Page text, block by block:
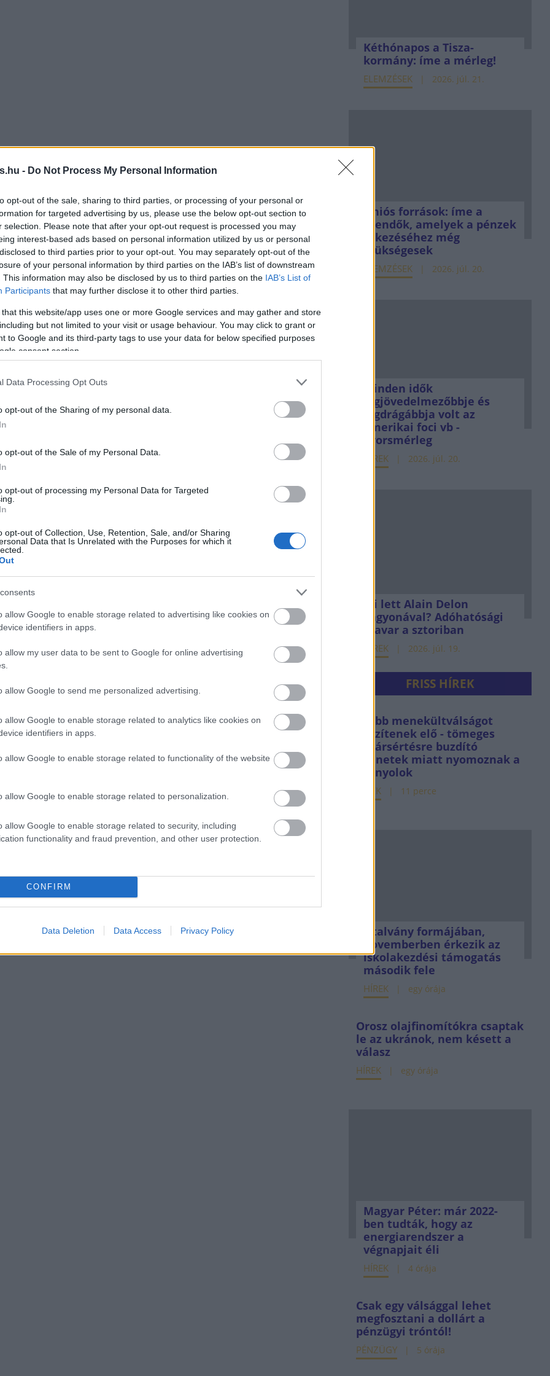
- Do Not Process My Personal Information
opt-out of the sale, sharing to third parties, or processing of your personal or
for targeted advertising by us, please use the below opt-out section to
selection. Please note that after your opt-out request is processed you may
interest-based ads based on personal information utilized by us or personal
to third parties prior to your opt-out. You may separately opt-out of the
of your personal information by third parties on the IAB’s list of downstream
This information may also be disclosed by us to third parties on the IAB’s List of
Participants that may further disclose it to other third parties.
that this website/app uses one or more Google services and may gather and store
but not limited to your visit or usage behaviour. You may click to grant or
to Google and its third-party tags to use your data for below specified purposes
consent section.
Data Processing Opt Outs
opt-out of the Sharing of my personal data.
opt-out of the Sale of my Personal Data.
opt-out of processing my Personal Data for Targeted
opt-out of Collection, Use, Retention, Sale, and/or Sharing
Data that Is Unrelated with the Purposes for which it
allow Google to enable storage related to advertising like cookies on
identifiers in apps.
allow my user data to be sent to Google for online advertising
allow Google to send me personalized advertising.
allow Google to enable storage related to analytics like cookies on
identifiers in apps.
allow Google to enable storage related to functionality of the website
allow Google to enable storage related to personalization.
allow Google to enable storage related to security, including
functionality and fraud prevention, and other user protection.
CONFIRM
Data Deletion Data Access Privacy Policy
Kéthónapos a Tisza-
kormány: íme a mérleg!
ELEMZÉSEK 2026. júl. 21.
Uniós források: íme a
teendők, amelyek a pénzek
érkezéséhez még
szükségesek
ELEMZÉSEK 2026. júl. 20.
Minden idők
legjövedelmezőbbje és
legdrágábbja volt az
amerikai foci vb -
gyorsmérleg
HÍREK 2026. júl. 20.
Mi lett Alain Delon
vagyonával? Adóhatósági
csavar a sztoriban
HÍREK 2026. júl. 19.
FRISS HÍREK
Újabb menekültválságot
készítenek elő - tömeges
határsértésre buzdító
üzenetek miatt nyomoznak a
spanyolok
HÍREK 11 perce
Utalvány formájában,
novemberben érkezik az
iskolakezdési támogatás
második fele
HÍREK egy órája
Orosz olajfinomítókra csaptak
le az ukránok, nem késett a
válasz
HÍREK egy órája
Magyar Péter: már 2022-
ben tudták, hogy az
energiarendszer a
végnapjait éli
HÍREK 4 órája
Csak egy válsággal lehet
megfosztani a dollárt a
pénzügyi tróntól!
PÉNZÜGY 5 órája